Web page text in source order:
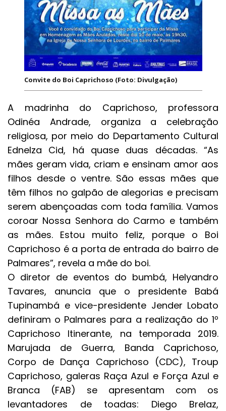
Convite do Boi Caprichoso (Foto: Divulgação)
A madrinha do Caprichoso, professora
Odinéa Andrade, organiza a celebração
religiosa, por meio do Departamento Cultural
Ednelza Cid, há quase duas décadas. “As
mães geram vida, criam e ensinam amor aos
filhos desde o ventre. São essas mães que
têm filhos no galpão de alegorias e precisam
serem abençoadas com toda família. Vamos
coroar Nossa Senhora do Carmo e também
as mães. Estou muito feliz, porque o Boi
Caprichoso é a porta de entrada do bairro de
Palmares”, revela a mãe do boi.
O diretor de eventos do bumbá, Helyandro
Tavares, anuncia que o presidente Babá
Tupinambá e vice-presidente Jender Lobato
definiram o Palmares para a realização do 1º
Caprichoso Itinerante, na temporada 2019.
Marujada de Guerra, Banda Caprichoso,
Corpo de Dança Caprichoso (CDC), Troup
Caprichoso, galeras Raça Azul e Força Azul e
Branca (FAB) se apresentam com os
levantadores de toadas: Diego Brelaz,